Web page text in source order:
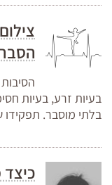
הסיבות
בעיות זרע, בעיות
בלתי מוסבר. תפקידו